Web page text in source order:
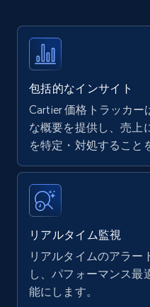
price, Currency,
more.
Amazon products -
upc numbers
Title, Seller name,
price, Currency,
more.
35.2K+ 5.7K+
包括的なインサイト
Cartier 価格トラッカー
な概要を提供し、売上
を特定・対処すること
リアルタイム監視
リアルタイムのアラー
し、パフォーマンス最
能にします。